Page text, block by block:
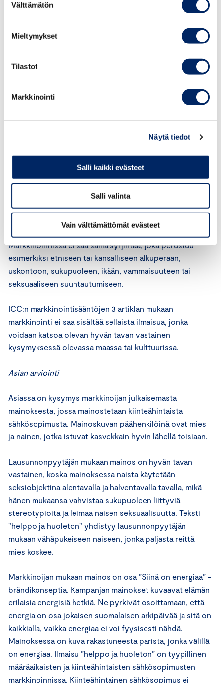
valinta
Välttämätön
Mieltymykset
Tilastot
Markkinointi
Näytä tiedot
Salli kaikki evästeet
Salli valinta
Vain välttämättömät evästeet
3. Mainos ei ole hyvän markkinointitavan vastainen vain
sen vuoksi, että siinä esiintyy vähäpukeisia tai alastomia
ihmisiä, jos heitä ei ole kuvattu alentavalla, väheksyvällä
otettava huomioon yhteiskunnallinen ja ammatillinen
vastuu asianmukaisella tavalla. Markkinoinnissa on
noudatettava hyvää liiketapaa. Markkinointi ei saa
heikentää yleisön luottamusta markkinointiin.
ICC:n markkinointisääntöjen 2 artiklan mukaan
Markkinoinnissa ei saa sallia syrjintää, joka perustuu
esimerkiksi etniseen tai kansalliseen alkuperään,
uskontoon, sukupuoleen, ikään, vammaisuuteen tai
seksuaaliseen suuntautumiseen.
ICC:n markkinointisääntöjen 3 artiklan mukaan
markkinointi ei saa sisältää sellaista ilmaisua, jonka
voidaan katsoa olevan hyvän tavan vastainen
kysymyksessä olevassa maassa tai kulttuurissa.
Asian arviointi
Asiassa on kysymys markkinoijan julkaisemasta
mainoksesta, jossa mainostetaan kiinteähintaista
sähkösopimusta. Mainoskuvan päähenkilöinä ovat mies
ja nainen, jotka istuvat kasvokkain hyvin lähellä toisiaan.
Lausunnonpyytäjän mukaan mainos on hyvän tavan
vastainen, koska mainoksessa naista käytetään
seksiobjektina alentavalla ja halventavalla tavalla, mikä
hänen mukaansa vahvistaa sukupuoleen liittyviä
stereotypioita ja leimaa naisen seksuaalisuutta. Teksti
"helppo ja huoleton" yhdistyy lausunnonpyytäjän
mukaan vähäpukeiseen naiseen, jonka paljasta reittä
mies koskee.
Markkinoijan mukaan mainos on osa ”Siinä on energiaa” -
brändikonseptia. Kampanjan mainokset kuvaavat elämän
erilaisia energisiä hetkiä. Ne pyrkivät osoittamaan, että
energia on osa jokaisen suomalaisen arkipäivää ja sitä on
kaikkialla, vaikka energiaa ei voi fyysisesti nähdä.
Mainoksessa on kuva rakastuneesta parista, jonka välillä
on energiaa. Ilmaisu ”helppo ja huoleton” on tyypillinen
määräaikaisten ja kiinteähintaisten sähkösopimusten
markkinoinnissa. Kiinteähintainen sähkösopimus ei